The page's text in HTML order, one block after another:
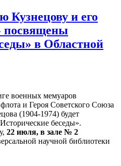
Кузнецову и его
посвящены
в Областной
военных мемуаров
и Героя Советского Союза
(1904-1974) будет
беседы».
22 июля, в зале № 2
научной библиотеки